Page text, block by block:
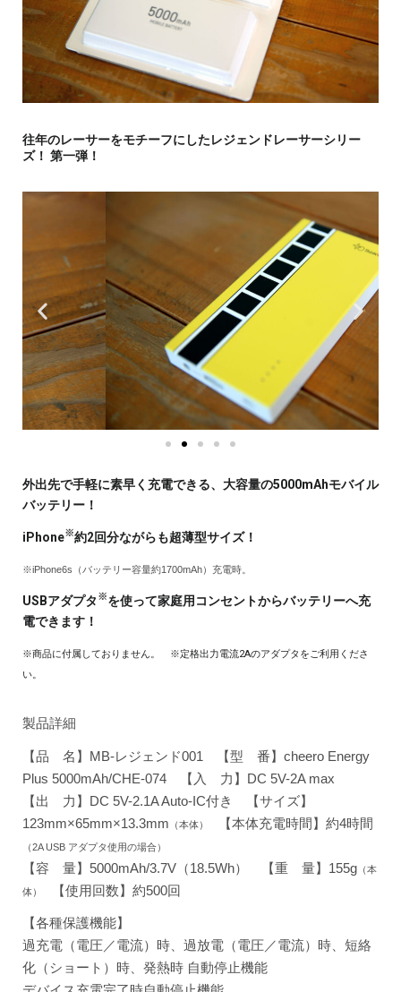
往年のレーサーをモチーフにしたレジェンドレーサーシリー
ズ！ 第一弾！
外出先で手軽に素早く充電できる、大容量の5000mAhモバイル
バッテリー！
iPhone※約2回分ながらも超薄型サイズ！
※iPhone6s（バッテリー容量約1700mAh）充電時。
USBアダプタ ※を使って家庭用コンセントからバッテリーへ充
電できます！
※商品に付属しておりません。 ※定格出力電流2Aのアダプタをご利用くださ
い。
製品詳細
【品 名】MB-レジェンド001 【型 番】cheero Energy
Plus 5000mAh/CHE-074 【入 力】DC 5V-2A max
【出 力】DC 5V-2.1A Auto-IC付き 【サイズ】
123mm×65mm×13.3mm （本体） 【本体充電時間】約4時間
（2A USB アダプタ使用の場合）
【容 量】5000mAh/3.7V（18.5Wh） 【重 量】155g （本
体） 【使用回数】約500回
【各種保護機能】
過充電（電圧／電流）時、過放電（電圧／電流）時、短絡
化（ショート）時、発熱時 自動停止機能